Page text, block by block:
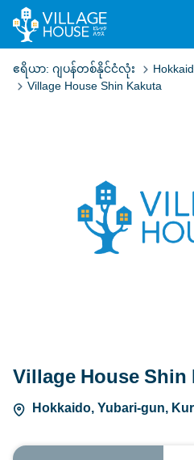
ဧရိယာ:ဂျပန်တစ်နိုင်ငံလုံး
Village House Shin Kakuta
Village House
Hokkaido, Yubari-gun,